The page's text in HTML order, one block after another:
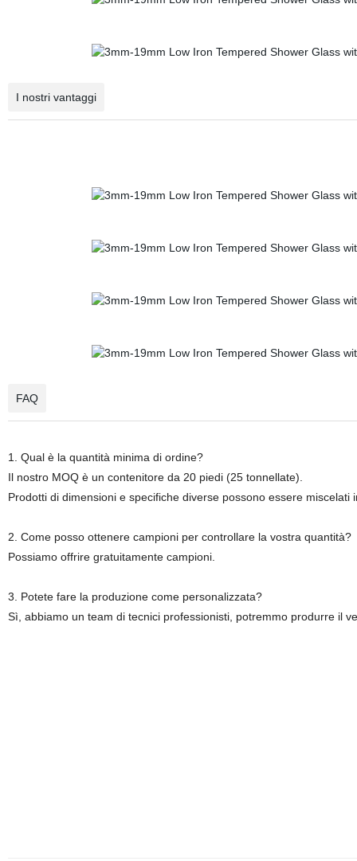
I nostri vantaggi
FAQ
1. Qual è la quantità minima di ordine?
Il nostro MOQ è un contenitore da 20 piedi (25 tonnellate).
Prodotti di dimensioni e specifiche diverse possono essere miscelati
2. Come posso ottenere campioni per controllare la vostra quantità?
Possiamo offrire gratuitamente campioni.
3. Potete fare la produzione come personalizzata?
Sì, abbiamo un team di tecnici professionisti, potremmo produrre il